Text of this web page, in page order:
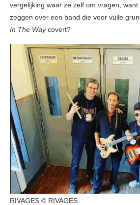
vergelijking waar ze zelf om vragen,
zeggen over een band die voor vuile
In The Waycovert?
RIVAGES © RIVAGES